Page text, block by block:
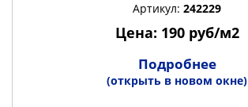
Артикул: 242229
Цена: 190 руб/м2
Подробнее
(открыть в новом окне)